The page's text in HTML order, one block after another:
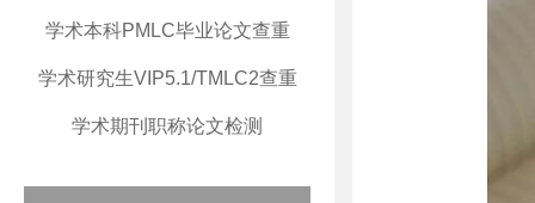
学术本科PMLC毕业论文查重
学术研究生VIP5.1/TMLC2查重
学术期刊职称论文检测